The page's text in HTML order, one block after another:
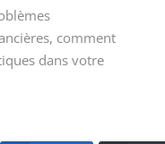
comment
dans votre